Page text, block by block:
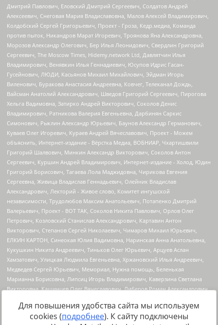
Для повышения удобства сайта мы используем
cookies (подробнее). К сайту подключены